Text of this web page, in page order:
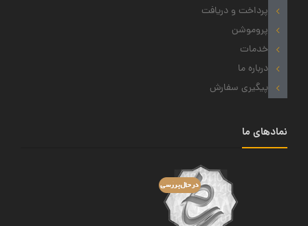
پرداخت و دریافت
پروموشن
خدمات
درباره ما
پیگیری سفارش
نمادهای ما